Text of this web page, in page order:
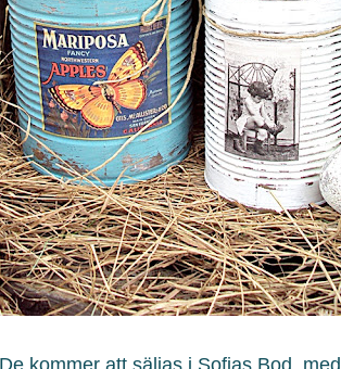
De kommer att säljas i Sofias Bod, med